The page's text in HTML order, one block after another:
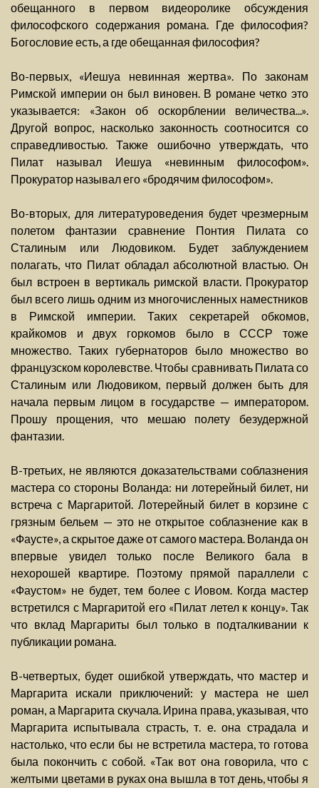
обещанного в первом видеоролике обсуждения
философского содержания романа. Где философия?
Богословие есть, а где обещанная философия?
Во-первых, «Иешуа невинная жертва». По законам
Римской империи он был виновен. В романе четко это
указывается: «Закон об оскорблении величества...».
Другой вопрос, насколько законность соотносится со
справедливостью. Также ошибочно утверждать, что
Пилат называл Иешуа «невинным философом».
Прокуратор называл его «бродячим философом».
Во-вторых, для литературоведения будет чрезмерным
полетом фантазии сравнение Понтия Пилата со
Сталиным или Людовиком. Будет заблуждением
полагать, что Пилат обладал абсолютной властью. Он
был встроен в вертикаль римской власти. Прокуратор
был всего лишь одним из многочисленных наместников
в Римской империи. Таких секретарей обкомов,
крайкомов и двух горкомов было в СССР тоже
множество. Таких губернаторов было множество во
французском королевстве. Чтобы сравнивать Пилата со
Сталиным или Людовиком, первый должен быть для
начала первым лицом в государстве — императором.
Прошу прощения, что мешаю полету безудержной
фантазии.
В-третьих, не являются доказательствами соблазнения
мастера со стороны Воланда: ни лотерейный билет, ни
встреча с Маргаритой. Лотерейный билет в корзине с
грязным бельем — это не открытое соблазнение как в
«Фаусте», а скрытое даже от самого мастера. Воланда он
впервые увидел только после Великого бала в
нехорошей квартире. Поэтому прямой параллели с
«Фаустом» не будет, тем более с Иовом. Когда мастер
встретился с Маргаритой его «Пилат летел к концу». Так
что вклад Маргариты был только в подталкивании к
публикации романа.
В-четвертых, будет ошибкой утверждать, что мастер и
Маргарита искали приключений: у мастера не шел
роман, а Маргарита скучала. Ирина права, указывая, что
Маргарита испытывала страсть, т. е. она страдала и
настолько, что если бы не встретила мастера, то готова
была покончить с собой. «Так вот она говорила, что с
желтыми цветами в руках она вышла в тот день, чтобы я